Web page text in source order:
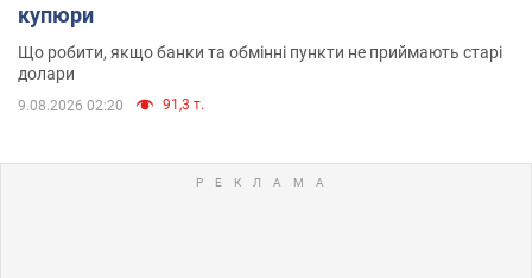
купюри
Що робити, якщо банки та обмінні пункти не приймають старі
долари
9.08.2026 02:20 91,3 т.